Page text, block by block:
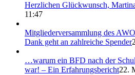
Herzlichen Glückwunsch,
11:47
Mitgliederversammlung des
Dank geht an zahlreiche Spender
…warum ein BFD nach der
war! – Ein Erfahrungsbericht22.